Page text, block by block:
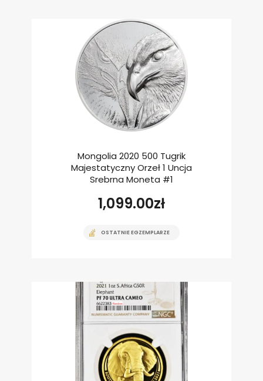
Mongolia 2020 500 Tugrik
Majestatyczny Orzeł 1 Uncja
Srebrna Moneta #1
1,099.00zł
OSTATNIE EGZEMPLARZE